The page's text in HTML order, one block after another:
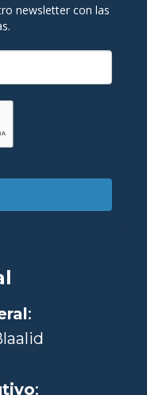
newsletter con las
:
: